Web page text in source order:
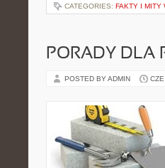
CATEGORIES: FAKTY I MITY
PORADY DLA
POSTED BY ADMIN